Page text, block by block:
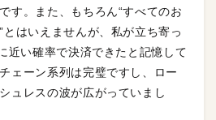
す。また、もちろん“すべてのお
とはいえませんが、私が立ち寄っ
近い確率で決済できたと記憶して
ェーン系列は完璧ですし、ロー
ュレスの波が広がっていまし